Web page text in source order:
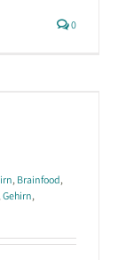
0
, Brainfood,
,Gehirn,